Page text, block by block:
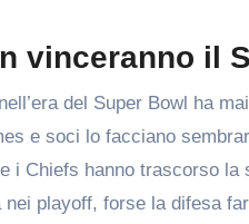
vinceranno il
del Super Bowl ha
e soci lo facciano
i Chiefs hanno trascorso la
playoff, forse la difesa